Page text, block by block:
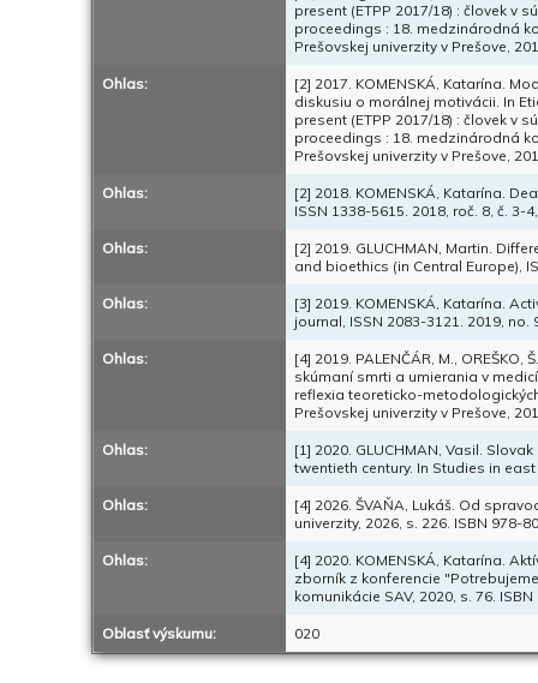
present (ETPP 2017/18) : človek v
proceedings : 18. medzinárodná
Prešovskej univerzity v Prešove,
Ohlas:
[2] 2017. KOMENSKÁ, Katarína.
diskusiu o morálnej motivácii. In
present (ETPP 2017/18) : človek v
proceedings : 18. medzinárodná
Prešovskej univerzity v Prešove,
Ohlas:
[2] 2018. KOMENSKÁ, Katarína.
ISSN 1338-5615. 2018, roč. 8, č. 3-
Ohlas:
[2] 2019. GLUCHMAN, Martin.
and bioethics (in Central Europe),
Ohlas:
[3] 2019. KOMENSKÁ, Katarína.
journal, ISSN 2083-3121. 2019, no.
Ohlas:
[4] 2019. PALENČÁR, M.,
skúmaní smrti a umierania v
reflexia teoreticko-
Prešovskej univerzity v Prešove,
Ohlas:
[1] 2020. GLUCHMAN, Vasil.
twentieth century. In Studies in
Ohlas:
[4] 2026. ŠVAŇA, Lukáš. Od
univerzity, 2026, s. 226. ISBN 978-
Ohlas:
[4] 2020. KOMENSKÁ, Katarína.
zborník z konferencie
komunikácie SAV, 2020, s. 76.
Oblasť výskumu: 020